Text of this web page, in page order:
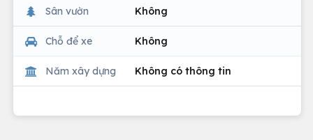
Sân vườn Không
Chỗ để xe Không
Năm xây dựng Không có thông tin